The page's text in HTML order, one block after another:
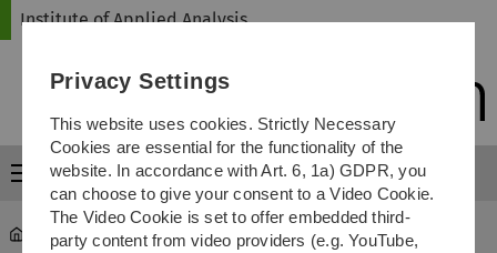
Skip
Skip
Skip
Skip
Institute of Applied Analysis
Menu
iaa ... Seminar Harmonische Analyse
Privacy Settings
This website uses cookies. Strictly Necessary
Cookies are essential for the functionality of the
website. In accordance with Art. 6, 1a) GDPR, you
can choose to give your consent to a Video Cookie.
The Video Cookie is set to offer embedded third-
party content from video providers (e.g. YouTube,